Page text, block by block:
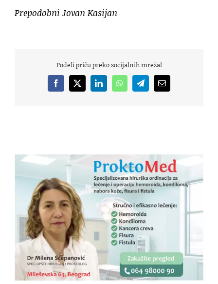
Prepodobni Jovan Kasijan
Podeli priču preko socijalnih mreža!
Facebook
X LinkedInWhatsAppTelegramEmail